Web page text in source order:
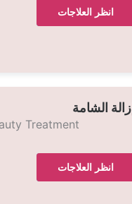
انظر العلاجات
إزالة الشامة
Treatment
انظر العلاجات